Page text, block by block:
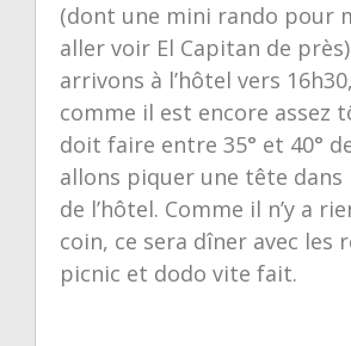
(dont une mini rando pour
aller voir El Capitan de
arrivons à l’hôtel vers
comme il est encore assez
doit faire entre 35° et 40°
allons piquer une tête dans
de l’hôtel. Comme il n’y a
coin, ce sera dîner avec les
picnic et dodo vite fait.